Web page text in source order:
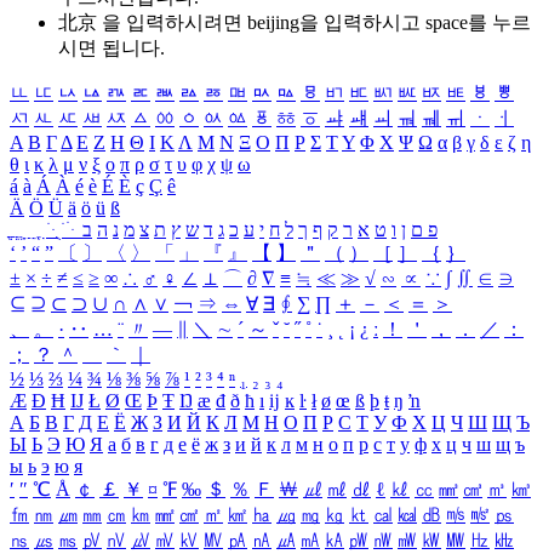
北京 을 입력하시려면 beijing을 입력하시고 space를 누르
시면 됩니다.
ㅥ ㅦ ㅧ ㅨ ㅩ ㅪ ㅫ ㅬ ㅭ ㅮ ㅯ ㅰ ㅱ ㅲ ㅳ ㅴ ㅵ ㅶ ㅷ ㅸ
ㅹ
ㅺ ㅻ ㅼ ㅽ ㅾ ㅿ ㆀ ㆁ ㆂ ㆃ ㆄ ㆅ ㆆ ㆇ ㆈ ㆉ ㆊ ㆋ ㆌ ㆍ
ㆎ
Α Β ΓΔ Ε Ζ Η Θ Ι ΚΛ Μ Ν Ξ Ο Π Ρ Σ ΤΥ Φ Χ Ψ Ω α β γ δ ε ζ η
θ ι κ λ μ ν ξ ο π ρ σ τ υ φ χ ψ ω
á à Á À é è É È ç Ç ê
Ä Ö Ü ä ö ü ß
ִֶֹ ֻּ ׁׂ פ ם ן ו ט א ר ק ף ך ל ח י ע כ ג ד ש ץ ת צ מ נ ה ב
‘ ’ “ ” 〔 〕 〈 〉 「 」 『 』 【 】 ＂ （ ） ［ ］ ｛ ｝
± × ÷ ≠ ≤ ≥ ∞ ∴ ♂ ♀ ∠ ⊥ ⌒ ∂ ∇ ≡ ≒ ≪ ≫ √ ∽ ∝ ∵ ∫ ∬ ∈ ∋
⊆ ⊇ ⊂ ⊃ ∪ ∩ ∧ ∨ ￢ ⇒ ⇔ ∀ ∃ ∮ ∑ ∏ ＋ － ＜ ＝
＞
、
。 · ‥ … ¨ 〃 ― ＼ ∼ ´ ～ ˇ ˘ ˝ ˚ ˙ ¸ ¡ ¿ ː ！ ＇ ， ． ／
：
；
？ ＾ ｀
½ ⅓ ⅔ ¼ ¾ ⅛ ⅜ ⅝ ⅞ ¹ ² ³ ⁴ ⁿ ₁ ₂ ₃ ₄
Æ Ð Ħ Ĳ Ł Ø Œ Þ Ŧ Ŋ æ đ ð ħ ı ĳ ĸ ŀ ł ø œ ß þ ŧ ŋ ŉ
А Б В Г Д Е Ё Ж З И Й К Л М Н О П Р С Т У Ф Х Ц Ч Ш Щ Ъ
Ы Ь Э Ю Я а б в г д е ё ж з и й к л м н о п р с т у ф х ц ч ш щ ъ
ы ь э ю я
′ ″ ℃ Å ￠ ￡ ￥ ¤ ℉ ‰ ＄ ％ Ｆ ￦ ㎕ ㎖ ㎗ ℓ ㎘ ㏄ ㎣ ㎤ ㎥ ㎦
㎙ ㎚ ㎛ ㎜ ㎝ ㎞ ㎟ ㎠ ㎡ ㎢ ㏊ ㎍ ㎎ ㎏ ㏏ ㎈ ㎉ ㏈ ㎧ ㎨ ㎰
㎱ ㎲ ㎳ ㎴ ㎵ ㎶ ㎷ ㎸ ㎹ ㎀ ㎁ ㎂ ㎃ ㎄ ㎺ ㎻ ㎽ ㎾ ㎿ ㎐ ㎑